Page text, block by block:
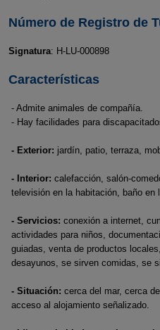
Número de Registro de
Signatura: H-LU-000898
Características
- Admite animales de compañía.
- Hay facilidades para
- Exterior: jardín, patio, terraza,
- Interior: calefacción, salón-
televisión en la habitación, baño en
- Servicios: conexión a internet,
actividades para niños,
guiadas, venta de productos
desayunos, se sirven comidas, se
- Situación: cerca del mar, cerca
acceso al alojamiento señalizado.